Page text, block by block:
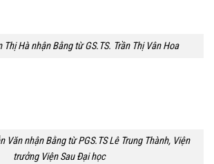
Thị Hà nhận Bằng từ GS.TS. Trần Thị Vân Hoa
Văn nhận Bằng từ PGS.TS Lê Trung Thành, Viện
trưởng Viện Sau Đại học